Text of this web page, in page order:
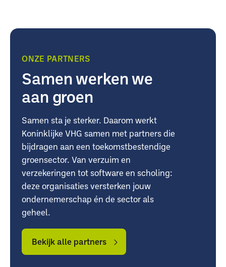
VHG
VHG
ONZE PARTNERS
Samen werken we
aan groen
Samen sta je sterker. Daarom werkt
Koninklijke VHG samen met partners die
bijdragen aan een toekomstbestendige
groensector. Van verzuim en
verzekeringen tot software en scholing:
deze organisaties versterken jouw
ondernemerschap én de sector als
geheel.
alle
partners
alle
partners
Bekijk alle partners